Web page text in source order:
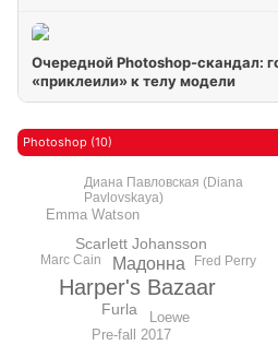
Очередной Photoshop-скандал:
«приклеили» к телу модели
Photoshop (10)
Harper's Bazaar
Мадонна
Furla
Scarlett Johansson
Loewe
Pre-fall 2017
Emma Watson
Marc Cain Fred Perry
Диана Павловская (Diana
Pavlovskaya)